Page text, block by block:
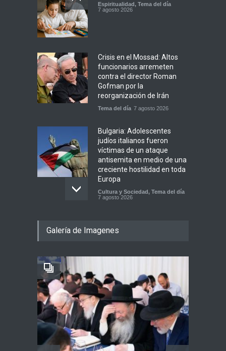
Espiritualidad, Tema del día
7 agosto 2026
Crisis en el Mossad: Altos
funcionarios arremeten
contra el director Roman
Gofman por la
reorganización de Irán
Tema del día 7 agosto 2026
Bulgaria: Adolescentes
judíos italianos fueron
víctimas de un ataque
antisemita en medio de una
creciente hostilidad en toda
Europa
Cultura y Sociedad, Tema del día
7 agosto 2026
Jenin después de que un
Alarma en Israel: Crece el
temor de que el apoyo
bipartidista estadounidense
haya sufrido un daño
permanente
Israel y Medio Oriente
7 agosto 2026
Galería de Imagenes